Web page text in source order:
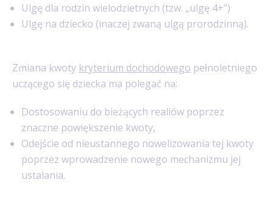
Ulgę dla rodzin wielodzietnych (tzw. „ulgę 4+”)
Ulgę na dziecko (inaczej zwaną ulgą prorodzinną).
Zmiana kwoty kryterium dochodowego pełnoletniego
uczącego się dziecka ma polegać na:
Dostosowaniu do bieżących realiów poprzez
znaczne powiększenie kwoty,
Odejście od nieustannego nowelizowania tej kwoty
poprzez wprowadzenie nowego mechanizmu jej
ustalania.